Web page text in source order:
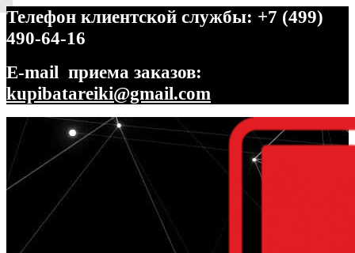
Телефон клиентской службы: +7 (499)
490-64-16
E-mail приема заказов:
kupibatareiki@gmail.com
Перейти
навигации
Перейти
содержимому